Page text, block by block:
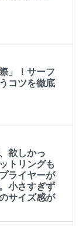
」！サーフ
コツを徹底
欲しかっ
トリングも
ライヤーが
小さすぎず
サイズ感が